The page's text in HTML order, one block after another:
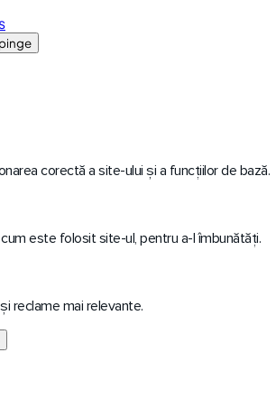
corectă a site-ului și a funcțiilor de bază.
este folosit site-ul, pentru a-l îmbunătăți.
reclame mai relevante.